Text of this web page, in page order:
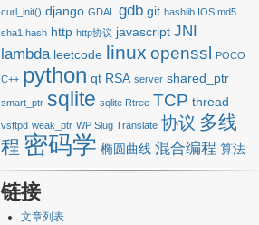
curl_init() django GDAL gdb git hashlib IOS md5
sha1 hash http http协议 javascript JNI
lambda leetcode linux openssl POCO
C++ python qt RSA server shared_ptr
smart_ptr sqlite sqlite Rtree TCP thread
vsftpd weak_ptr WP Slug Translate 协议 多线
程 密码学 椭圆曲线 混合编程 算法
链接
文章列表